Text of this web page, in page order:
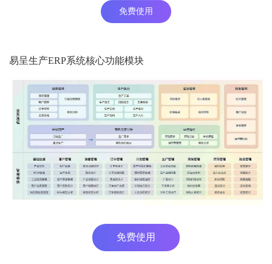
免费使用
易呈生产ERP系统核心功能模块
免费使用